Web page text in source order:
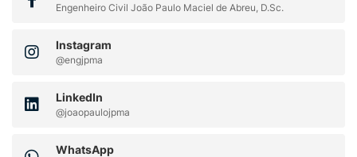
Engenheiro Civil João Paulo Maciel de Abreu, D.Sc.
Instagram
@engjpma
LinkedIn
@joaopaulojpma
WhatsApp